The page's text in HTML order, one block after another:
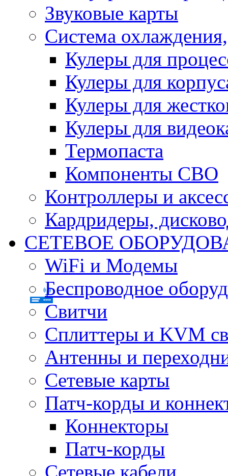
Звуковые карты
Система
Кулеры для
Кулеры для
Кулеры для
Кулеры для
Термопаста
Компоненты СВО
Контроллеры и
Кардридеры,
СЕТЕВОЕ
WiFi и Модемы
Беспроводное
Свитчи
Сплиттеры и KVM
Антенны и
Сетевые карты
Патч-корды и
Коннекторы
Патч-корды